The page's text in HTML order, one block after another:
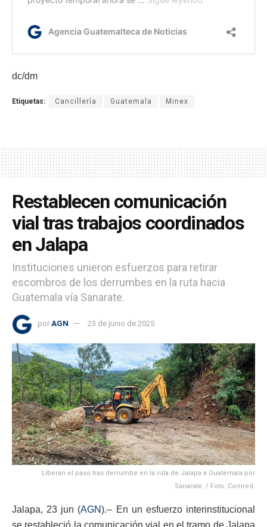
dc/dm
Etiquetas: Cancillería Guatemala Minex
Restablecen comunicación
vial tras trabajos coordinados
en Jalapa
Instituciones unieron esfuerzos para retirar
escombros de los derrumbes en la ruta hacia
Guatemala vía Sanarate.
por AGN 23 de junio de 2025
Liberan el paso tras derrumbe en la ruta de Jalapa a Guatemala por
Sanarate. / Foto: Comred.
Jalapa, 23 jun (AGN).– En un esfuerzo interinstitucional
se restableció la comunicación vial en el tramo de Jalapa